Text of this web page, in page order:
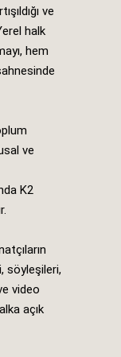
ve
halk
hem
ve
K2
söyleşileri,
video
açık